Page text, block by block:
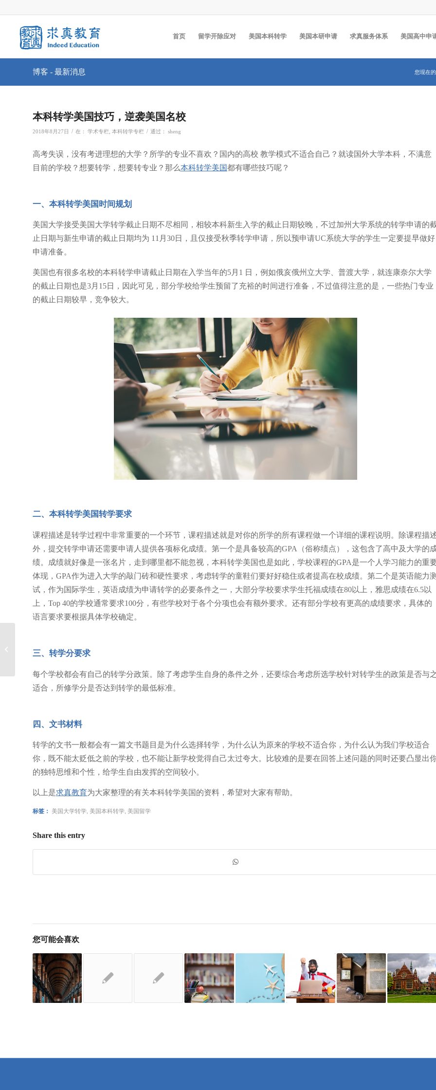
首页 留学开除应对 美国本科转学 美国本研申请 求真服务体系 美国高中申
博客 - 最新消息 您现在
本科转学美国技巧，逆袭美国名校
2018年8月27日 / 在： 学术专栏 本科转学专栏 / 通过： sheng
高考失误，没有考进理想的大学？所学的专业不喜欢？国内的高校 教学模式不适合自己？就读国外大学本科，不满意
目前的学校？想要转学，想要转专业？那么本科转学美国都有哪些技巧呢？
一、本科转学美国时间规划
美国大学接受美国大学转学截止日期不尽相同，相较本科新生入学的截止日期较晚，不过加州大学系统的转学申请的
止日期与新生申请的截止日期均为 11月30日，且仅接受秋季转学申请，所以预申请UC系统大学的学生一定要提早做好
申请准备。
美国也有很多名校的本科转学申请截止日期在入学当年的5月1 日，例如俄亥俄州立大学、普渡大学，就连康奈尔大学
的截止日期也是3月15日，因此可见，部分学校给学生预留了充裕的时间进行准备，不过值得注意的是，一些热门专业
的截止日期较早，竞争较大。
二、本科转学美国转学要求
课程描述是转学过程中非常重要的一个环节，课程描述就是对你的所学的所有课程做一个详细的课程说明。除课程描
外，提交转学申请还需要申请人提供各项标化成绩。第一个是具备较高的GPA（俗称绩点），这包含了高中及大学的
绩。成绩就好像是一张名片，走到哪里都不能忽视，本科转学美国也是如此，学校课程的GPA是一个人学习能力的重
体现，GPA作为进入大学的敲门砖和硬性要求，考虑转学的童鞋们要好好稳住或者提高在校成绩。第二个是英语能力
试，作为国际学生，英语成绩为申请转学的必要条件之一，大部分学校要求学生托福成绩在80以上，雅思成绩在6.5以
上，Top 40的学校通常要求100分，有些学校对于各个分项也会有额外要求。还有部分学校有更高的成绩要求，具体的
语言要求要根据具体学校确定。
三、转学分要求
每个学校都会有自己的转学分政策。除了考虑学生自身的条件之外，还要综合考虑所选学校针对转学生的政策是否与
适合，所修学分是否达到转学的最低标准。
四、文书材料
转学的文书一般都会有一篇文书题目是为什么选择转学，为什么认为原来的学校不适合你，为什么认为我们学校适合
你，既不能太贬低之前的学校，也不能让新学校觉得自己太过夸大。比较难的是要在回答上述问题的同时还要凸显出
的独特思维和个性，给学生自由发挥的空间较小。
以上是求真教育为大家整理的有关本科转学美国的资料，希望对大家有帮助。
标签： 美国大学转学, 美国本科转学, 美国留学
Share this entry
您可能会喜欢
美国大学转学难不难